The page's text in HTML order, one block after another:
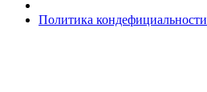
Политика кондефициальности